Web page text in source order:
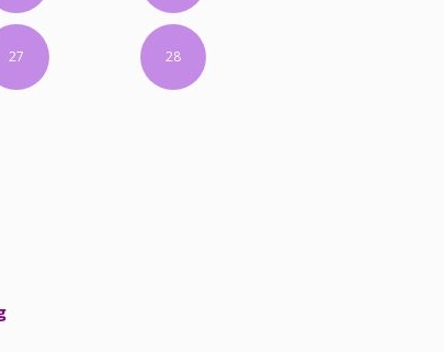
27 28